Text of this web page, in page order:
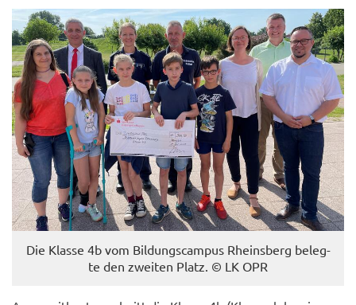
Die Klas­se 4b vom Bil­dungs­cam­pus Rheins­berg be­leg­
te den zwei­ten Platz. © LK OPR